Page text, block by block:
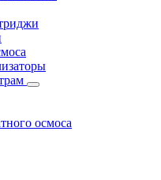
осмоса